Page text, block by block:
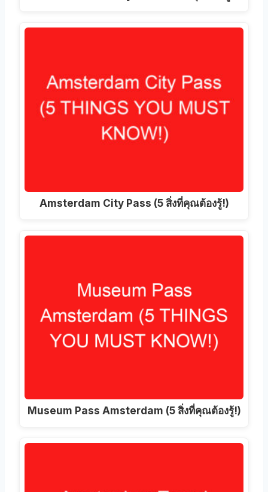
Amsterdam City Pass (5 สิ่งที่คุณต้องรู้!)
Museum Pass Amsterdam (5 สิ่งที่คุณต้องรู้!)